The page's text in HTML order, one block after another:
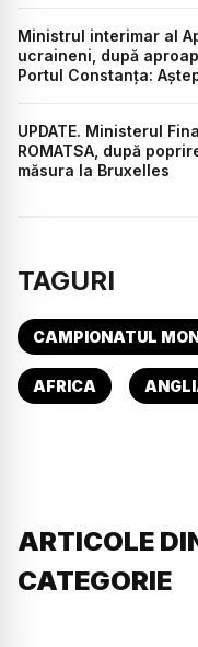
Ministrul interimar al
ucraineni, după
Portul Constanța:
UPDATE. Ministerul
ROMATSA, după
măsura la Bruxelles
TAGURI
CAMPIONATUL
AFRICA
ARTICOLE
CATEGORIE